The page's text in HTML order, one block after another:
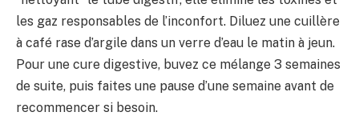
les gaz responsables de l’inconfort. Diluez une cuillère
à café rase d’argile dans un verre d’eau le matin à jeun.
Pour une cure digestive, buvez ce mélange 3 semaines
de suite, puis faites une pause d’une semaine avant de
recommencer si besoin.